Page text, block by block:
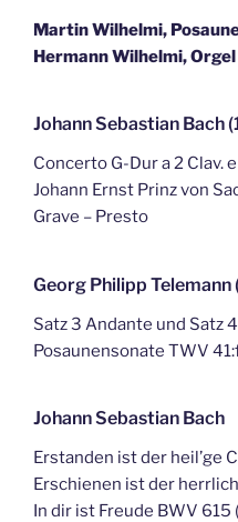
Martin Wilhelmi,
Hermann Wilhelmi,
Johann Sebastian Bach
Concerto G-Dur a 2 Clav.
Johann Ernst Prinz von
Grave – Presto
Georg Philipp Telemann
Satz 3 Andante und Satz
Posaunensonate TWV
Johann Sebastian Bach
Erstanden ist der heil’ge
Erschienen ist der
In dir ist Freude BWV 615